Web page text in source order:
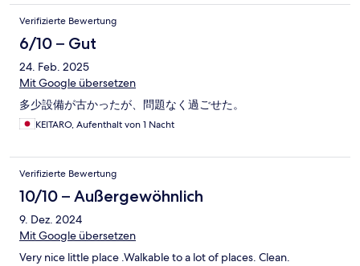
Verifizierte Bewertung
6/10 – Gut
24. Feb. 2025
Mit Google übersetzen
多少設備が古かったが、問題なく過ごせた。
KEITARO, Aufenthalt von 1 Nacht
Verifizierte Bewertung
10/10 – Außergewöhnlich
9. Dez. 2024
Mit Google übersetzen
Very nice little place .Walkable to a lot of places. Clean.